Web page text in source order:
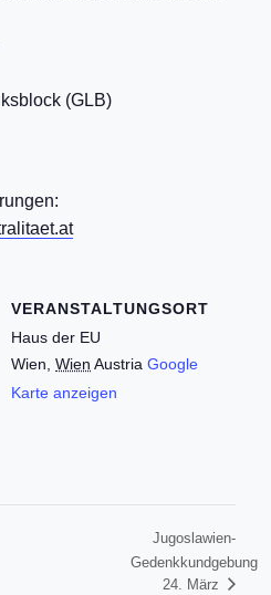
(GLB)
VERANSTALTUNGSORT
Haus der EU
Wien Wien Austria Google
Karte anzeigen
Jugoslawien-
Gedenkkundgebung
24. März